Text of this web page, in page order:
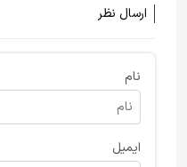
ارسال نظر
نام
ایمیل